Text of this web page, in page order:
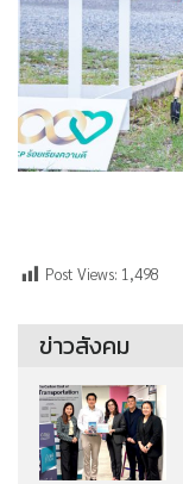
Post Views: 1,498
ข่าวสังคม